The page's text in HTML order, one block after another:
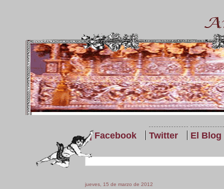
| Facebook Twitter El
jueves, 15 de marzo de 2012